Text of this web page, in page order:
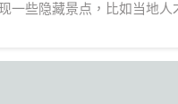
一些隐藏景点，比如当地